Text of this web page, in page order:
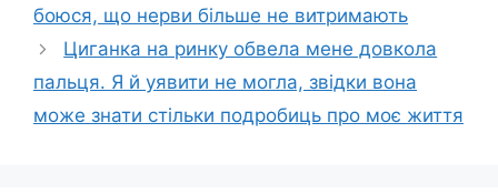
боюся, що нерви більше не витримають
Циганка на ринку обвела мене довкола
пальця. Я й уявити не могла, звідки вона
може знати стільки подробиць про моє життя